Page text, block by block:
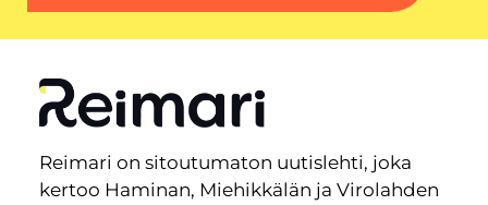
Reimari on sitoutumaton uutislehti, joka
kertoo Haminan, Miehikkälän ja Virolahden